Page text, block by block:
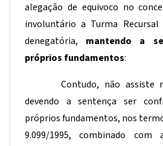
alegação de equivoco no
involuntário a Turma Recursal
denegatória, mantendo a
próprios fundamentos:
Contudo, não assiste
devendo a sentença ser
próprios fundamentos, nos
9.099/1995, combinado